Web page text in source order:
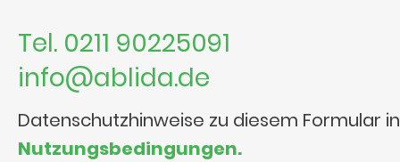
Tel. 0211 90225091
info@ablida.de
Datenschutzhinweise zu diesem Formular
Nutzungsbedingungen.